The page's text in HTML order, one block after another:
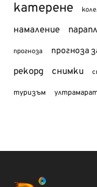
катерене
намаление
прогноза прогноза
рекорд снимки
туризъм